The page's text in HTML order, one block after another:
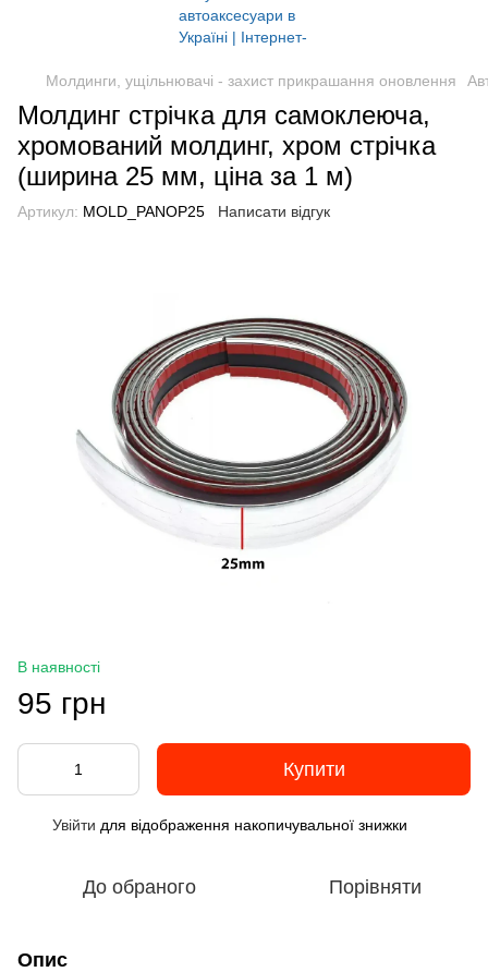
Молдинги, ущільнювачі - захист прикрашання оновлення
Молдинг стрічка для самоклеюча,
хромований молдинг, хром стрічка
(ширина 25 мм, ціна за 1 м)
Артикул: MOLD_PANOP25 Написати відгук
В наявності
95 грн
Купити
Увійти для відображення накопичувальної знижки
До обраного Порівняти
Опис